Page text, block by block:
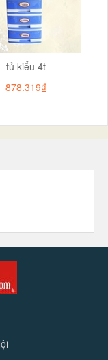
tủ kiểu 4t
878.319₫